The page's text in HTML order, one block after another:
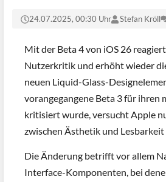
24.07.2025, 00:30 Uhr Stefan Kröll
Mit der Beta 4 von iOS 26
Nutzerkritik und erhöht wieder
neuen Liquid-Glass-
vorangegangene Beta 3 für ihren
kritisiert wurde, versucht Apple
zwischen Ästhetik und Lesbarkeit
Die Änderung betrifft vor allem
Interface-Komponenten, bei